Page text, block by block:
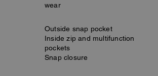
wear
Outside snap pocket
Inside zip and multifunction
pockets
Snap closure